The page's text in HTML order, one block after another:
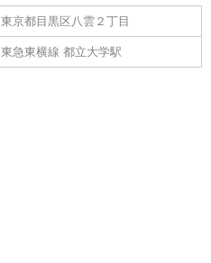
東京都目黒区八雲２丁目
東急東横線 都立大学駅